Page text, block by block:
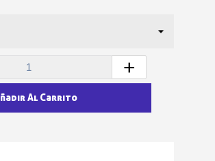
+
Al Carrito